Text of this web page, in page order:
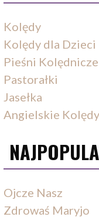
Kolędy
Kolędy dla Dzieci
Pieśni Kolędnicze
Pastorałki
Jasełka
Angielskie
Ojcze Nasz
Zdrowaś Maryjo